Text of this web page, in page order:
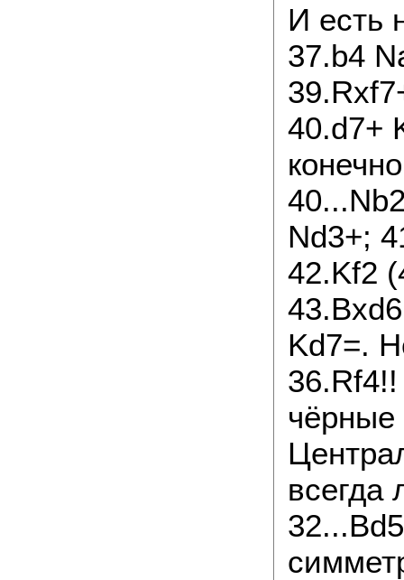
И есть
37.b4
40.d7+
Nd3+;
42.Kf2
Kd7=.
чёрные
всегда